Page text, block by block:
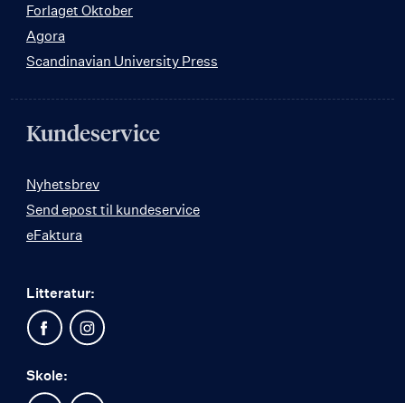
Forlaget Oktober
Agora
Scandinavian University Press
Kundeservice
Nyhetsbrev
Send epost til kundeservice
eFaktura
Litteratur:
Skole: